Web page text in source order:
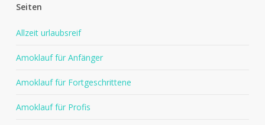
Seiten
Allzeit urlaubsreif
Amoklauf für Anfänger
Amoklauf für Fortgeschrittene
Amoklauf für Profis